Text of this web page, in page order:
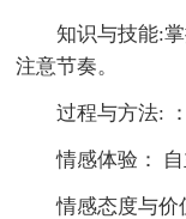
知识与技能:
注意节奏。
过程与方法:
情感体验：
情感态度与价